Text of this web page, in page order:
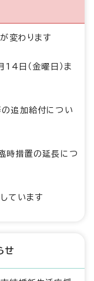
変わります
日（金曜日）ま
追加給付につい
時措置の延長につ
ています
せ